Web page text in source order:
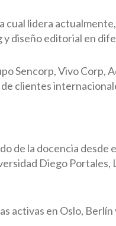
cual lidera
diseño editorial en
Sencorp, Vivo Corp,
clientes
de la docencia
Diego Portales,
activas en Oslo, Berlín